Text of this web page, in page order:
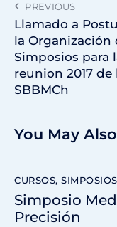
PREVIOUS
Llamado a
la Organización
Simposios para
reunion 2017 de
SBBMCh
You May
CURSOS,
Simposio
Precisión